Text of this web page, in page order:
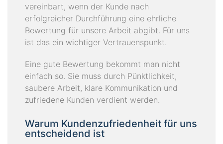
vereinbart, wenn der Kunde nach
erfolgreicher Durchführung eine ehrliche
Bewertung für unsere Arbeit abgibt. Für uns
ist das ein wichtiger Vertrauenspunkt.
Eine gute Bewertung bekommt man nicht
einfach so. Sie muss durch Pünktlichkeit,
saubere Arbeit, klare Kommunikation und
zufriedene Kunden verdient werden.
Warum Kundenzufriedenheit für uns
entscheidend ist